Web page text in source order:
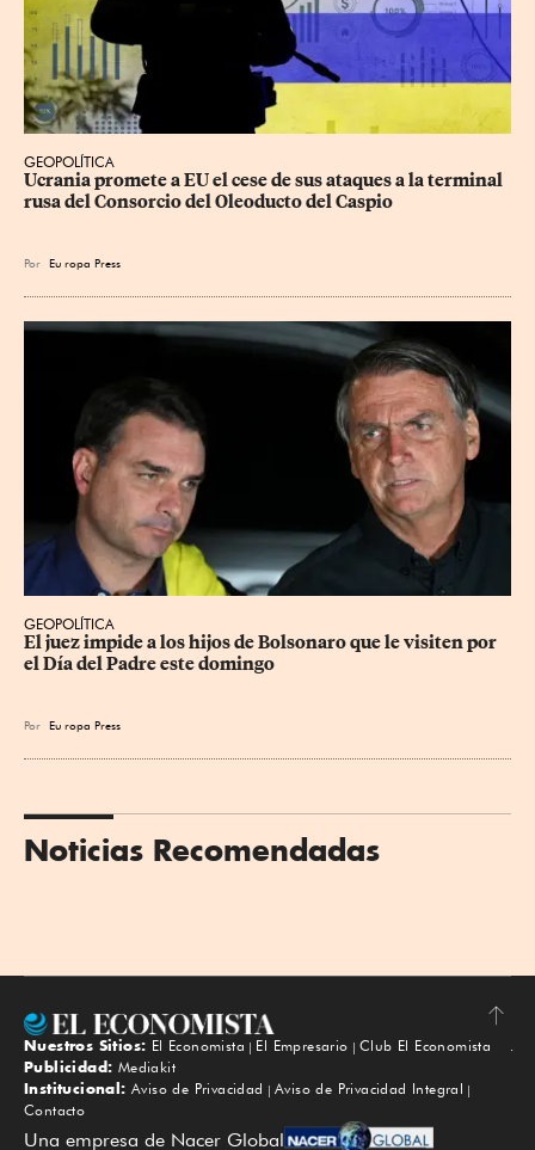
GEOPOLÍTICA
Ucrania promete a EU el cese de sus ataques a la terminal
rusa del Consorcio del Oleoducto del Caspio
Por Eu ropa Press
GEOPOLÍTICA
El juez impide a los hijos de Bolsonaro que le visiten por
el Día del Padre este domingo
Por Eu ropa Press
Noticias Recomendadas
Subir
Nuestros Sitios: El Economista El Empresario
Club El Economista
Publicidad: Mediakit
Institucional: Aviso de Privacidad
Aviso de Privacidad Integral
Contacto
Una empresa de Nacer Global